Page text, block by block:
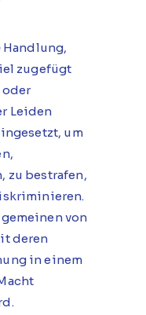
Handlung,
zugefügt
oder
Leiden
um
zu bestrafen,
von
deren
in einem